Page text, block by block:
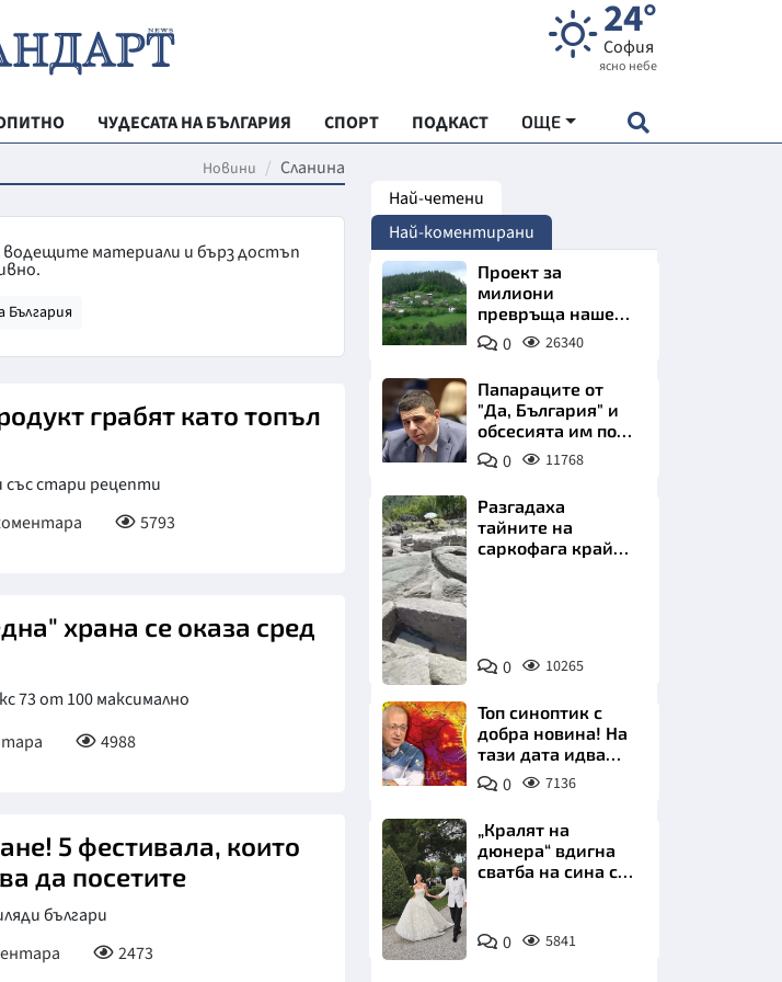
24°
София
ясно небе
ЧУДЕСАТА НА БЪЛГАРИЯ СПОРТ ПОДКАСТ ОЩЕ
РЕГИОНАЛНИ
МЛАДЕЖКА АКАДЕМИЯ "ЧУДЕСАТА НА БЪЛГАРИЯ"
ДА!НА БЪЛГАРСКАТА ХРАНА
КИБЕРЗАЩИТНИЦИ
Новини Сланина
водещите материали и бърз достъп
България
грабят като топъл
стари рецепти
5793
храна се оказа сред
73 от 100 максимално
4988
5 фестивала, които
да посетите
българи
2473
Най-четени
Най-коментирани
Проект за
милиони
превръща наше
село в магнит за
туристи
0 26340
Папараците от
"Да, България" и
обсесията им по
Пеевски
0 11768
Снимка:
Bulgaria
ON
AIR
Разгадаха
тайните на
саркофага край
0 10265
Топ синоптик с
добра новина! На
тази дата идва
захлаждането
0 7136
Снимка:
Инстаграм
„Кралят на
дюнера“ вдигна
сватба на сина си
Комо
0 5841